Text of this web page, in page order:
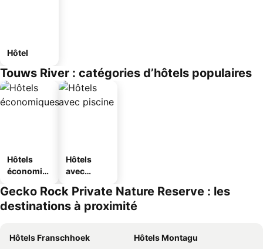
Hôtel
Touws River : catégories d’hôtels populaires
Hôtels
économiq
Hôtels
avec
Gecko Rock Private Nature Reserve : les
destinations à proximité
Hôtels Franschhoek
Hôtels Montagu